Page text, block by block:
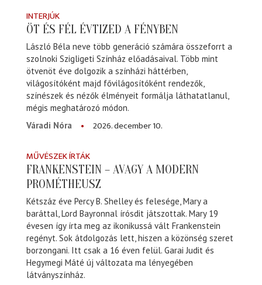
INTERJÚK
ÖT ÉS FÉL ÉVTIZED A FÉNYBEN
László Béla neve több generáció számára összeforrt a
szolnoki Szigligeti Színház előadásaival. Több mint
ötvenöt éve dolgozik a színházi háttérben,
világosítóként majd fővilágosítóként rendezők,
színészek és nézők élményeit formálja láthatatlanul,
mégis meghatározó módon.
Váradi Nóra
2026. december 10.
MŰVÉSZEK ÍRTÁK
FRANKENSTEIN – AVAGY A MODERN
PROMÉTHEUSZ
Kétszáz éve Percy B. Shelley és felesége, Mary a
baráttal, Lord Bayronnal írósdit játszottak. Mary 19
évesen így írta meg az ikonikussá vált Frankenstein
regényt. Sok átdolgozás lett, hiszen a közönség szeret
borzongani. Itt csak a 16 éven felül. Garai Judit és
Hegymegi Máté új változata ma lényegében
látványszínház.